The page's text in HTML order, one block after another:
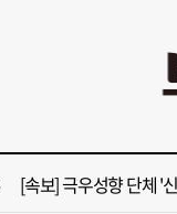
[속보] 제13호 태풍 돌핀 경
[속보] 극우성향 단체 '
"아들 결혼했는데, 또"…퇴임